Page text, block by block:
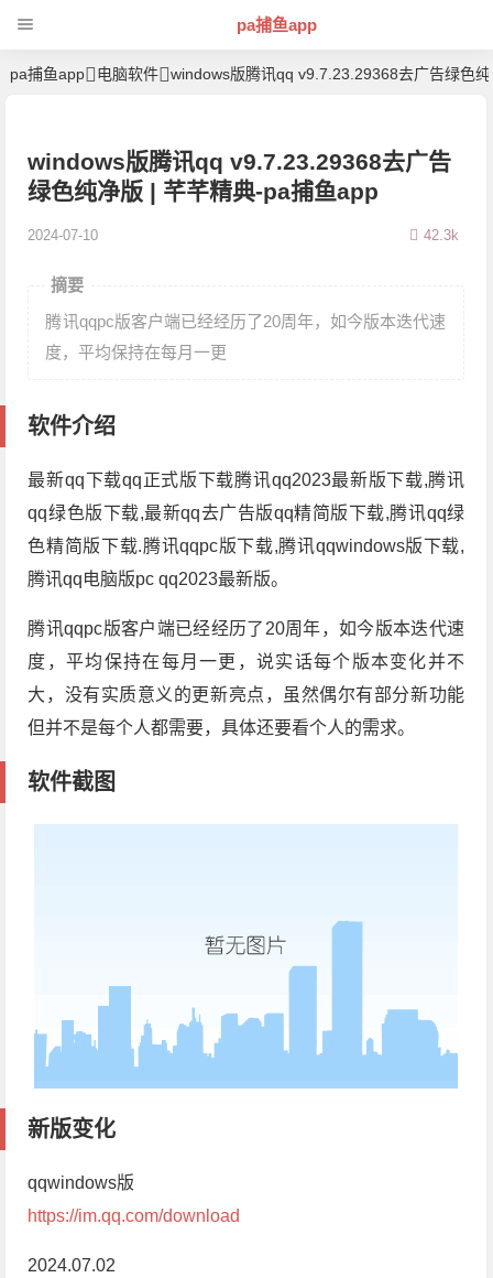
pa捕鱼app
pa捕鱼app 电脑软件 windows版腾讯qq v9.7.23.29368去广告绿色
windows版腾讯qq v9.7.23.29368去广告
绿色纯净版 | 芊芊精典-pa捕鱼app
2024-07-10 42.3k
摘要
腾讯qqpc版客户端已经经历了20周年，如今版本迭代速
度，平均保持在每月一更
软件介绍
最新qq下载qq正式版下载腾讯qq2023最新版下载,腾讯
qq绿色版下载,最新qq去广告版qq精简版下载,腾讯qq绿
色精简版下载.腾讯qqpc版下载,腾讯qqwindows版下载,
腾讯qq电脑版pc qq2023最新版。
腾讯qqpc版客户端已经经历了20周年，如今版本迭代速
度，平均保持在每月一更，说实话每个版本变化并不
大，没有实质意义的更新亮点，虽然偶尔有部分新功能
但并不是每个人都需要，具体还要看个人的需求。
软件截图
新版变化
qqwindows版
https://im.qq.com/download
2024.07.02